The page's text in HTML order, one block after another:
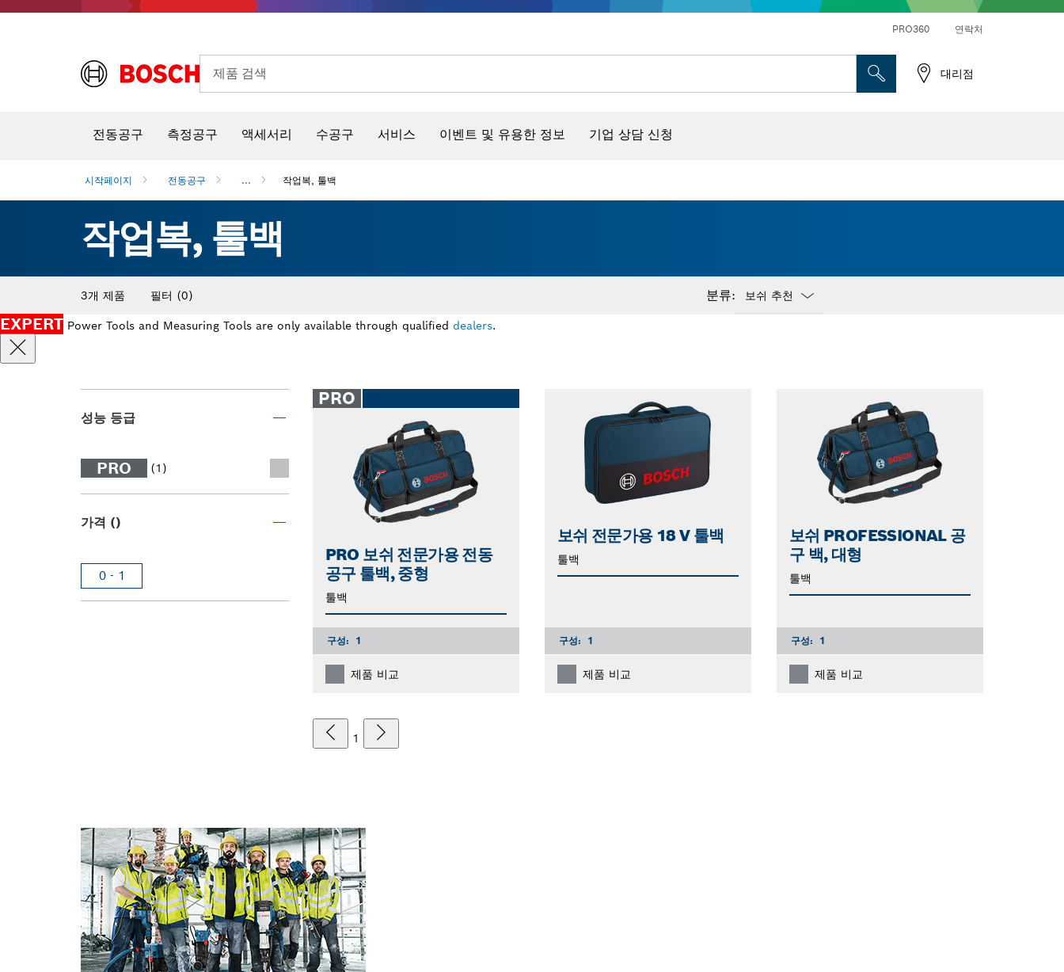
PRO360 연락처
제품 검색 대리점
전동공구 측정공구 액세서리 수공구 서비스 이벤트 및 유용한 정보 기업 상담 신청
시작페이지 전동공구 ... 작업복, 툴백
작업복, 툴백
3개 제품 필터 (0) 분류:
EXPERT Power Tools and Measuring Tools are only available through qualified dealers.
성능 등급
PRO (1)
가격 ()
0 - 1
PRO
PRO 보쉬 전문가용 전동
공구 툴백, 중형
툴백
구성: 1
제품 비교
보쉬 전문가용 18 V 툴백
툴백
구성: 1
제품 비교
보쉬 PROFESSIONAL 공
구 백, 대형
툴백
구성: 1
제품 비교
1